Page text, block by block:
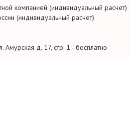
компанией (индивидуальный расчет)
(индивидуальный расчет)
Амурская д. 17, стр. 1 - бесплатно